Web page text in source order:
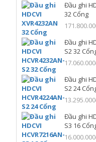
Đầu ghi
32 Cổng
Đầu ghi
S2 32
Đầu ghi
S2 24
Đầu ghi
S3 16